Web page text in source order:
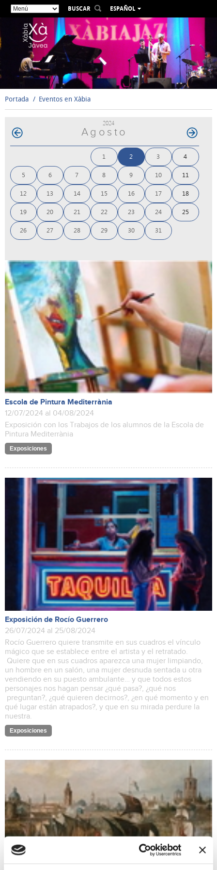
BUSCAR
ESPAÑOL
VALENCIÀ
ENGLISH
DEUTSCH
РУССКИЙ
Portada Eventos en Xàbia
2024
Agosto
1 2 3 4
5 6 7 8 9 10 11
12 13 14 15 16 17 18
19 20 21 22 23 24 25
26 27 28 29 30 31
Escola de Pintura Mediterrània
12/07/2024 al 04/08/2024
Exposición con los Trabajos de los alumnos de la Escola de
Pintura Mediterrània
Exposiciones
Exposición de Rocío Guerrero
26/07/2024 al 25/08/2024
Rocío Guerrero quiere transmite en sus cuadros el vínculo
mágico que se establece entre el artista y el retratado.
Quiere que en sus cuadros aparezca una mujer limpiando,
un hombre en un salón, una mujer desnuda sentada u otra
vendiendo en su puesto ambulante… y que todos estos
personajes nos hagan pensar ¿qué pasa?, ¿qué nos
preguntan?, ¿qué quieren decirnos?, ¿en qué momento y en
qué lugar están atrapados?, y que en su mirada perdure la
nuestra.
Exposiciones